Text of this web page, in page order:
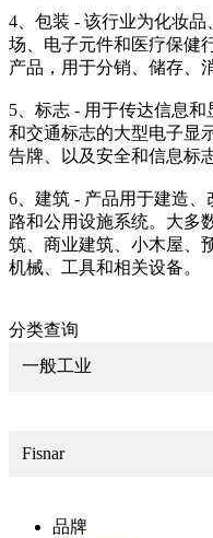
4、包装 - 该行业为化妆
场、电子元件和医疗保健
产品，用于分销、储存、
5、标志 - 用于传达信息
和交通标志的大型电子显
告牌、以及安全和信息标志
6、建筑 - 产品用于建造
路和公用设施系统。大多
筑、商业建筑、小木屋、
机械、工具和相关设备。
分类查询
一般工业
Fisnar
品牌